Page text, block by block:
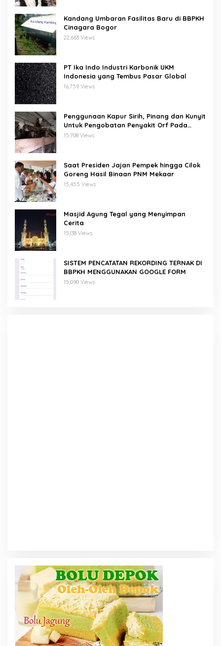
Kandang Umbaran Fasilitas Baru di BBPKH
Cinagara Bogor
22,663 Views
PT Ika Indo Industri Karbonik UKM
Indonesia yang Tembus Pasar Global
16,759 Views
Penggunaan Kapur Sirih, Pinang dan Kunyit
Untuk Pengobatan Penyakit Orf Pada
Domba/Kambing
15,708 Views
Saat Presiden Jajan Pempek hingga Cilok
Goreng Hasil Binaan PNM Mekaar
15,455 Views
Masjid Agung Tegal yang Menyimpan
Cerita
15,138 Views
SISTEM PENCATATAN REKORDING TERNAK DI
BBPKH MENGGUNAKAN GOOGLE FORM
15,090 Views